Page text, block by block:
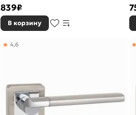
839₽
В корзину
4,6